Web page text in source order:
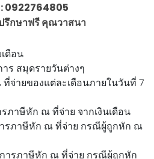
0922764805
รึกษาฟรี คุณวาสนา
ดือน
ร สมุดรายวันต่างๆ
จ่ายของแต่ละเดือนภายในวันที่ 7
ภาษีหัก ณ ที่จ่าย จากเงินเดือน
ารภาษีหัก ณ ที่จ่าย กรณีผู้ถูกหัก ณ
ารภาษีหัก ณ ที่จ่าย กรณีผู้ถูกหัก